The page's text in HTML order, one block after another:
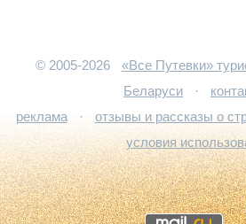
© 2005-2026
«Все Путевки»
Беларуси
·
реклама
· отзывы и рассказы о
условия